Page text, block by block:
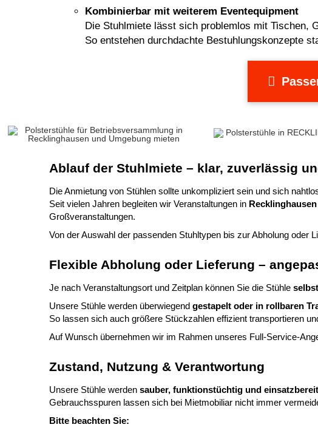
Kombinierbar mit weiterem Eventequipment
Die Stuhlmiete lässt sich problemlos mit Tischen,
So entstehen durchdachte Bestuhlungskonzepte
Ablauf der Stuhlmiete – klar, zuverlässig
Die Anmietung von Stühlen sollte unkompliziert sein und sich
Seit vielen Jahren begleiten wir Veranstaltungen in
Großveranstaltungen.
Von der Auswahl der passenden Stuhltypen bis zur Abholung oder
Flexible Abholung oder Lieferung –
Je nach Veranstaltungsort und Zeitplan können Sie die Stühle
Unsere Stühle werden überwiegend gestapelt oder in rollbaren
So lassen sich auch größere Stückzahlen effizient transportieren
Auf Wunsch übernehmen wir im Rahmen unseres Full-Service-
Zustand, Nutzung & Verantwortung
Unsere Stühle werden sauber, funktionstüchtig und einsatzbereit
Gebrauchsspuren lassen sich bei Mietmobiliar nicht immer
Bitte beachten Sie: